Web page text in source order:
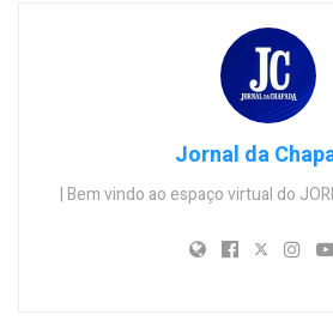
Jornal da
| Bem vindo ao espaço virtual do